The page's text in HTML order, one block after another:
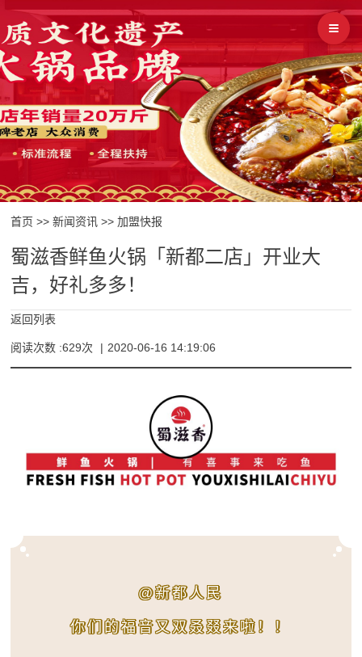
首页 >>新闻资讯 >>加盟快报
蜀滋香鲜鱼火锅「新都二店」开业大
吉，好礼多多！
返回列表
阅读次数 :629次 | 2020-06-16 14:19:06
@新都人民
你们的福音又双叒叕来啦！！